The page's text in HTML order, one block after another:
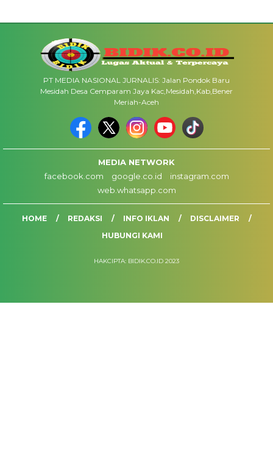
PT MEDIA NASIONAL JURNALIS: Jalan Pondok Baru
Mesidah Desa Cemparam Jaya Kac,Mesidah,Kab,Bener
Meriah-Aceh
MEDIA NETWORK
facebook.com
google.co.id
instagram.com
web.whatsapp.com
HOME REDAKSI INFO IKLAN
DISCLAIMER
HUBUNGI KAMI
HAKCIPTA: BIDIK.CO.ID 2023